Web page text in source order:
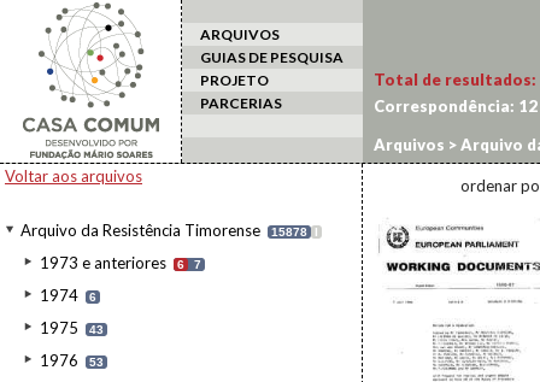
ARQUIVOS
GUIAS DE PESQUISA
PROJETO
PARCERIAS
Voltar aos arquivos
Arquivo da Resistência Timorense 15878 I
1973 e anteriores 6 7
1974 6
1975 43
1976 53
Total de resultados:
Correspondência: 12
Arquivos >Arquivo
ordenar